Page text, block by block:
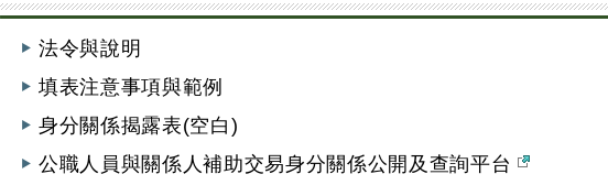
法令與說明
填表注意事項與範例
身分關係揭露表(空白)
公職人員與關係人補助交易身分關係公開及查詢平台